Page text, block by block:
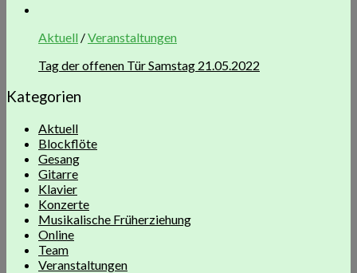
Aktuell /Veranstaltungen
Tag der offenen Tür Samstag 21.05.2022
Kategorien
Aktuell
Blockflöte
Gesang
Gitarre
Klavier
Konzerte
Musikalische Früherziehung
Online
Team
Veranstaltungen